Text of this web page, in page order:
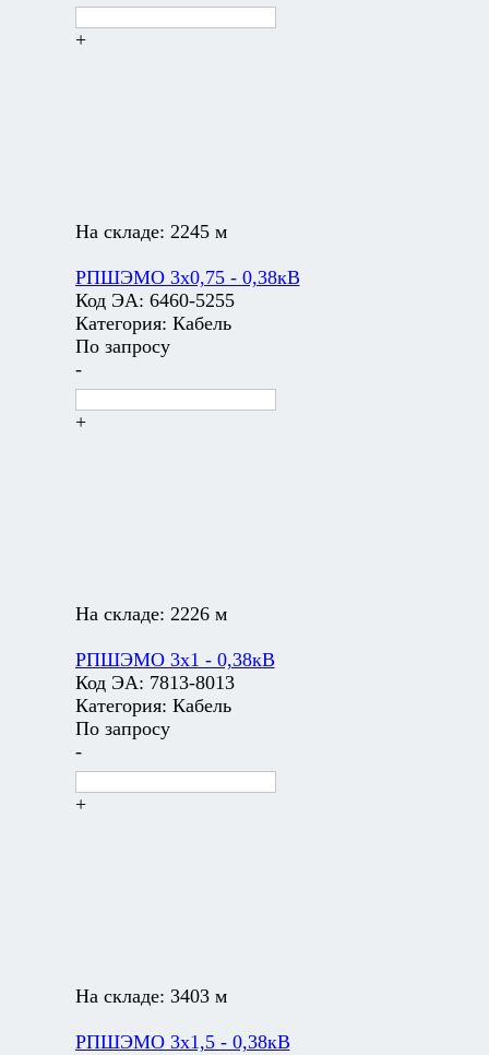
+
На складе: 2245 м
РПШЭМО 3х0,75 - 0,38кВ
Код ЭА: 6460-5255
Категория: Кабель
По запросу
-
+
На складе: 2226 м
РПШЭМО 3х1 - 0,38кВ
Код ЭА: 7813-8013
Категория: Кабель
По запросу
-
+
На складе: 3403 м
РПШЭМО 3х1,5 - 0,38кВ